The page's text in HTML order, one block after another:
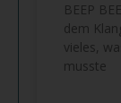
BEEP
dem
vieles,
musste